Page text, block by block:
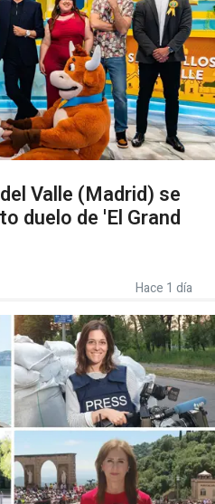
Valle (Madrid) se
duelo de 'El Grand
Hace 1 día